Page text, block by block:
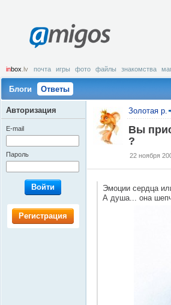
amigos
inbox .lv почта игры фото файлы знакомства
Блоги Ответы
Золотая р.
Вы
?
22 ноября
Эмоции сердца
А душа... она
Авторизация
E-mail
Пароль
Войти
Регистрация